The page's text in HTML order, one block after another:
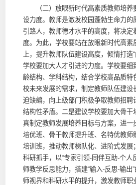
（二）放眼新时代高素质教师培养
设力度。教师是激发校园蓬勃生命力的
引路人，教师德才水平的高度，将决定
度。为此，学校要站在放眼新时代高素
上，提升教师队伍建设高度，倾情打造
学校要加大人才引进的力度。学校要细
龄结构、学科结构，结合学校高品质特
校未来发展的需求，制定教师队伍建设
迫缺编，向上级部门积极争取教师招聘
结构性矛盾。二是建议学校要加大骨干
真制定教师发展培养目标与方案，进一
培优班、骨干教师提升班、名特优教师
培训班，推动教师梯队化、进阶式发展
科研抓手，以“专家引领-同伴互助-个人
师教学反思能力，搭建“输入-反思-输出
师视界和科研水平的提升，激发教师职